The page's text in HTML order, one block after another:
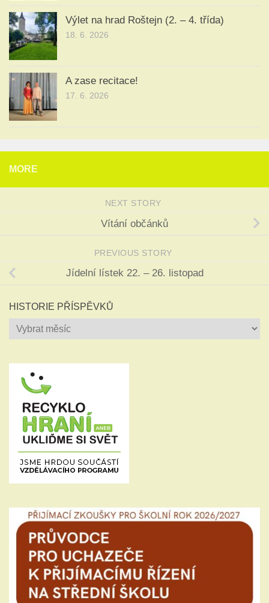
Výlet na hrad Roštejn (2. – 4. třída)
18. 6. 2026
A zase recitace!
17. 6. 2026
MORE
NEXT STORY
Vítání občánků
PREVIOUS STORY
Jídelní lístek 22. – 26. listopad
HISTORIE PŘÍSPĚVKŮ
Historie